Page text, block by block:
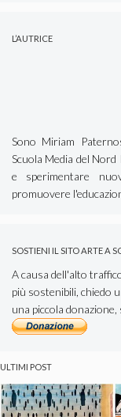
L’AUTRICE
Sono Miriam
Scuola Media del
e sperimentare
promuovere
SOSTIENI IL SITO ARTE A
A causa dell'alto
più sostenibili, chiedo
una piccola
ULTIMI POST